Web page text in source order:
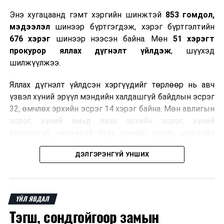
ГУРАВ.СОНСГОЛ
1
Хянан
шалгах түр
хороо
Нотлох
баримтыг
08.30
ДАРААХ МЭДЭЭ
“Евразийн аюулгүй байдал ба Монгол Улс” сэдэвт
ӨМНӨХ МЭДЭЭ
Ойрын өдрүүдэд хүйтний эрч суларна
Энэ хугацаанд гэмт хэргийн шинжтэй 853 гомдол,
мэдээлэлшинээр бүртгэгдэж, хэрэг бүртгэлтийн
676 хэрэг шинээр нээсэн байна. Мөн 51 хэрэгт
прокурор яллах дүгнэлт үйлдэж, шүүхэд
шилжүүлжээ.
Яллах дүгнэлт үйлдсэн хэргүүдийг төрлөөр нь авч
үзвэл хүний эрүүл мэндийн халдашгүй байдлын эсрэг
32, өмчлөх эрхийн эсрэг 14 хэрэг байна. Мөн авлигын
эсрэг, хүний амьд явах эрхийн эсрэг, хүний
эсрэг болон эдийн засгийн эсрэг тус бүр нэг хэрэгт
яллах дүгнэлт үйлджээ.
Нийслэлийн прокурорын газраас өнгөрсөн долоо
авлигын хэргүүдээс дурдвал, нийслэлийн ерөнхий
боловсролын сургуулийн захирлын албан үүргийг түр
ДЭЛГЭРЭНГҮЙ УНШИХ
ҮЙЛ ЯВДАЛ
Тэгш, сондгойгоор замын